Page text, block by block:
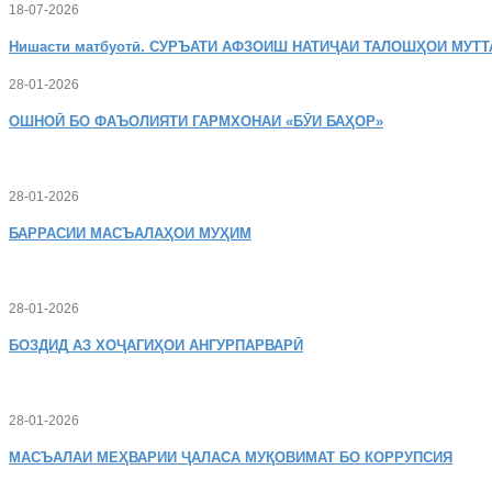
18-07-2026
Нишасти матбуотӣ. СУРЪАТИ АФЗОИШ НАТИҶАИ ТАЛОШҲОИ
28-01-2026
ОШНОӢ БО ФАЪОЛИЯТИ ГАРМХОНАИ «БӮИ БАҲОР»
28-01-2026
БАРРАСИИ МАСЪАЛАҲОИ МУҲИМ
28-01-2026
БОЗДИД АЗ ХОҶАГИҲОИ АНГУРПАРВАРӢ
28-01-2026
МАСЪАЛАИ МЕҲВАРИИ ҶАЛАСА МУҚОВИМАТ БО КОРРУПСИЯ